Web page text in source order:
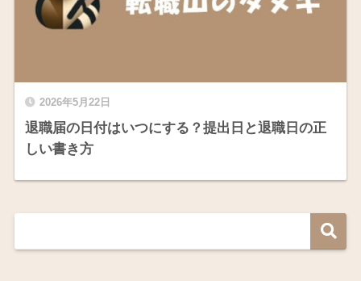
2026年5月22日
退職届の日付はいつにする？提出日と退職日の正
しい書き方